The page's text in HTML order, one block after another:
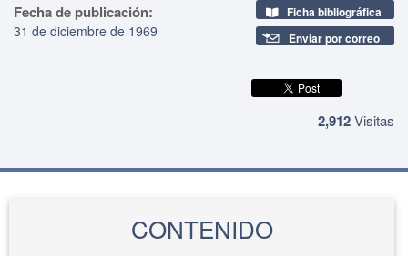
Fecha de publicación:
31 de diciembre de 1969
Ficha bibliográfica
Enviar por correo
2,912Visitas
CONTENIDO